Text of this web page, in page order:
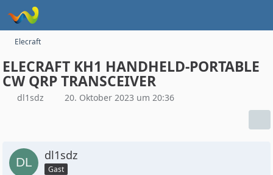
Elecraft
ELECRAFT KH1 HANDHELD-PORTABLE
CW QRP TRANSCEIVER
dl1sdz 20. Oktober 2023 um 20:36
dl1sdz
Gast